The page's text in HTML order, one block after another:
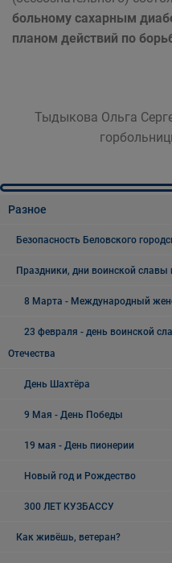
больному сахарным
планом действий по
Тыдыкова Ольга
Разное
Безопасность Беловского
Праздники, дни воинской
8 Марта - Международный
23 февраля - день воинской
Отечества
День Шахтёра
9 Мая - День Победы
19 мая - День пионерии
Новый год и Рождество
300 ЛЕТ КУЗБАССУ
Как живёшь, ветеран?